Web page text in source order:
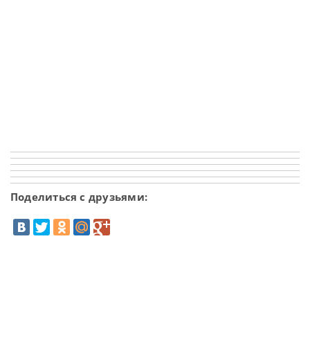
Поделиться с друзьями: